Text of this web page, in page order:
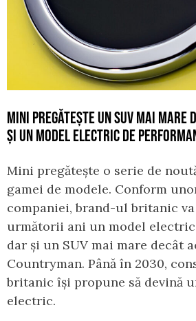
MINI PREGĂTEȘTE UN SUV MAI MARE
ȘI UN MODEL ELECTRIC DE
Mini pregătește o serie de
gamei de modele. Conform
companiei, brand-ul britanic
următorii ani un model
dar și un SUV mai mare decât
Countryman. Până în 2030,
britanic își propune să devină
electric.